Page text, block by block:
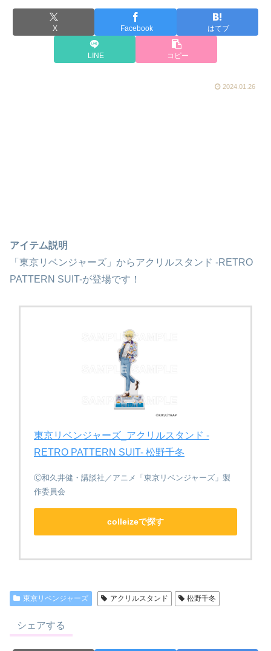
X Facebook はてブ
LINE コピー
2024.01.26
アイテム説明
「東京リベンジャーズ」からアクリルスタンド -RETRO
PATTERN SUIT-が登場です！
東京リベンジャーズ_アクリルスタンド -
RETRO PATTERN SUIT- 松野千冬
Ⓒ和久井健・講談社／アニメ「東京リベンジャーズ」製
作委員会
colleizeで探す
東京リベンジャーズ アクリルスタンド 松野千冬
シェアする